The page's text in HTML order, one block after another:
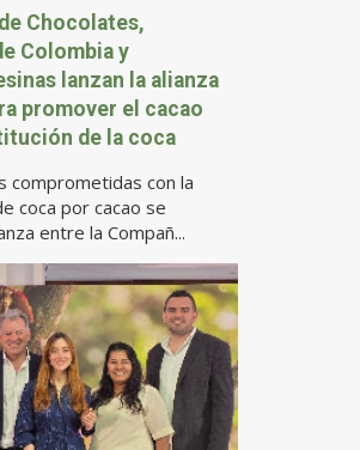
Chocolates,
Colombia y
lanzan la alianza
promover el cacao
de la coca
comprometidas con la
coca por cacao se
entre la Compañ...